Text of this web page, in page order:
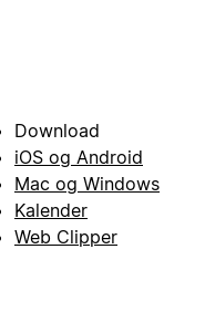
Download
iOS og Android
Mac og Windows
Kalender
Web Clipper